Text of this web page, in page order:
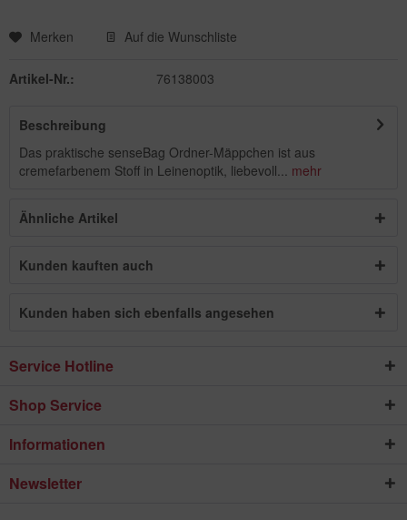
Merken Auf die Wunschliste
Artikel-Nr.: 76138003
Beschreibung
Das praktische senseBag Ordner-Mäppchen ist aus
cremefarbenem Stoff in Leinenoptik, liebevoll... mehr
Ähnliche Artikel
Kunden kauften auch
Kunden haben sich ebenfalls angesehen
Service Hotline
Shop Service
Informationen
Newsletter